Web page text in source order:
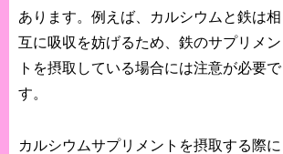
あります。例えば、カルシウムと鉄は相
互に吸収を妨げるため、鉄のサプリメン
トを摂取している場合には注意が必要で
す。
カルシウムサプリメントを摂取する際に